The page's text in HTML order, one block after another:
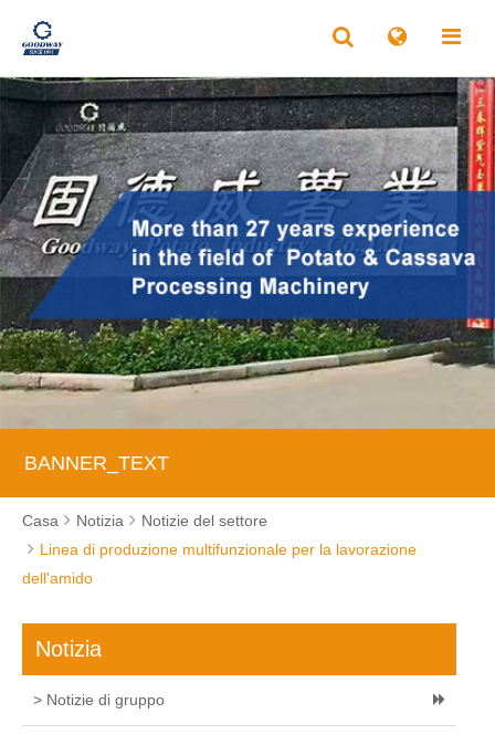
BANNER_TEXT
Casa Notizia
Notizie del settore
Linea di produzione multifunzionale per la lavorazione
dell'amido
Notizia
> Notizie di gruppo